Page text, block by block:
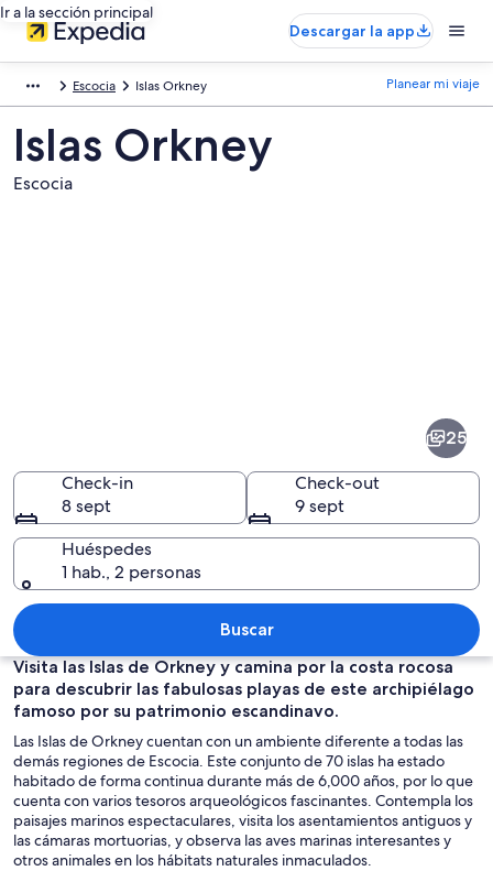
Ir a la sección principal
Descargar la app
Escocia Islas Orkney Planear mi viaje
Islas Orkney
Escocia
Formación costera en un acantilado
25
Check-in
8 sept
Check-out
9 sept
Huéspedes
1 hab., 2 personas
Buscar
Visita las Islas de Orkney y camina por la costa rocosa
para descubrir las fabulosas playas de este archipiélago
famoso por su patrimonio escandinavo.
Las Islas de Orkney cuentan con un ambiente diferente a todas las
demás regiones de Escocia. Este conjunto de 70 islas ha estado
habitado de forma continua durante más de 6,000 años, por lo que
cuenta con varios tesoros arqueológicos fascinantes. Contempla los
paisajes marinos espectaculares, visita los asentamientos antiguos y
las cámaras mortuorias, y observa las aves marinas interesantes y
otros animales en los hábitats naturales inmaculados.